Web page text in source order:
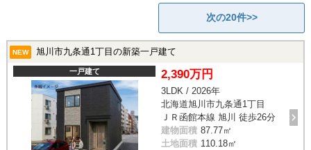
次の20件>>
NEW 旭川市九条通1丁目の新築一戸建て
一戸建て 2,390万円
3LDK / 2026年
北海道旭川市九条通1丁目
ＪＲ函館本線 旭川 徒歩26分
建物面積 87.77㎡
土地面積 110.18㎡